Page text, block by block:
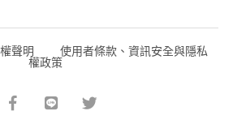
聲明 使用者條款、資訊安全與隱私
權政策